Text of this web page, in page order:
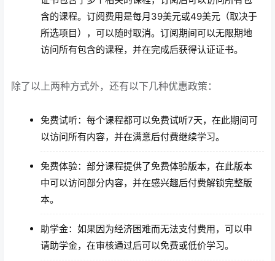
含的课程。订阅费用是每月39美元或49美元（取决于
所选项目），可以随时取消。订阅期间可以无限期地
访问所有包含的课程，并在完成后获得认证证书。
除了以上两种方式外，还有以下几种优惠政策：
免费试听：每个课程都可以免费试听7天，在此期间可
以访问所有内容，并在满意后付费继续学习。
免费体验：部分课程提供了免费体验版本，在此版本
中可以访问部分内容，并在感兴趣后付费解锁完整版
本。
助学金：如果因为经济困难而无法支付费用，可以申
请助学金，在审核通过后可以免费或低价学习。